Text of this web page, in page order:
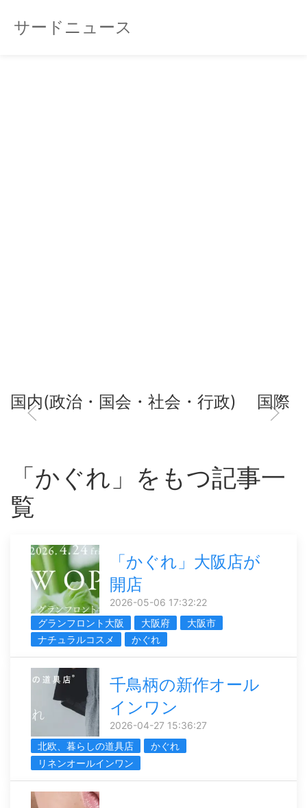
サードニュース
国内(政治・国会・社会・行政) 国際
「かぐれ」をもつ記事一
覧
「かぐれ」大阪店が
開店
2026-05-06 17:32:22
グランフロント大阪
大阪府
大阪市
ナチュラルコスメ
かぐれ
千鳥柄の新作オール
インワン
2026-04-27 15:36:27
北欧、暮らしの道具店
かぐれ
リネンオールインワン